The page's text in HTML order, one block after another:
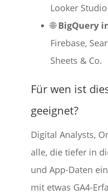
Looker Studio
🌐BigQuery
Firebase,
Sheets & Co.
Für wen ist
geeignet?
Digital Analysts,
alle, die tiefer in
und App-Daten
mit etwas GA4-